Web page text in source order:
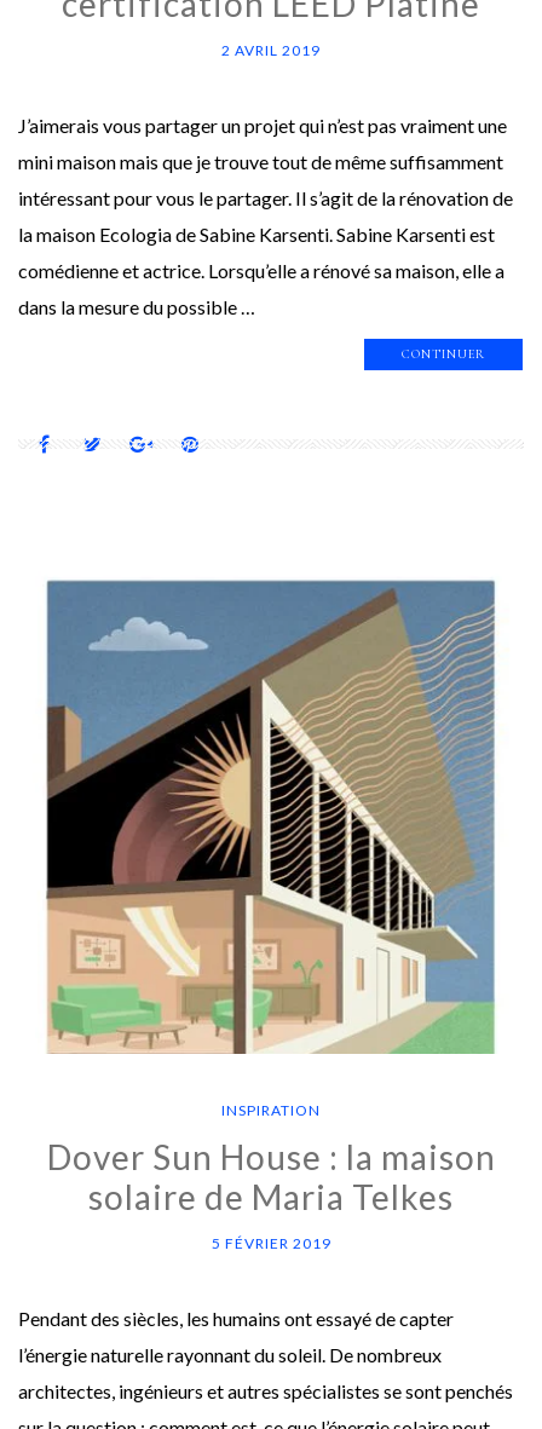
2 AVRIL 2019
J’aimerais vous partager un projet qui n’est pas vraiment une
mini maison mais que je trouve tout de même suffisamment
intéressant pour vous le partager. Il s’agit de la rénovation de
la maison Ecologia de Sabine Karsenti. Sabine Karsenti est
comédienne et actrice. Lorsqu’elle a rénové sa maison, elle a
dans la mesure du possible …
CONTINUER
INSPIRATION
Dover Sun House : la maison
solaire de Maria Telkes
5 FÉVRIER 2019
Pendant des siècles, les humains ont essayé de capter
l’énergie naturelle rayonnant du soleil. De nombreux
architectes, ingénieurs et autres spécialistes se sont penchés